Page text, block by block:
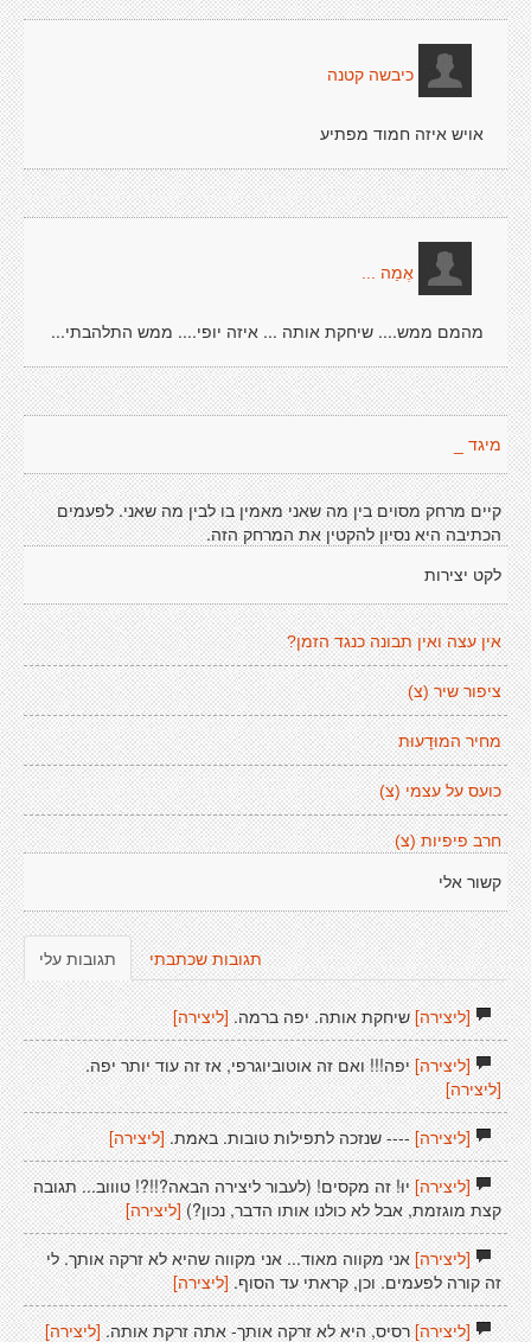
כיבשה קטנה
אויש איזה חמוד מפתיע
אֶמַה ...
מהמם ממש.... שיחקת אותה ... איזה יופי.... ממש התלהבתי...
מיגד _
קיים מרחק מסוים בין מה שאני מאמין בו לבין מה שאני. לפעמים
הכתיבה היא נסיון להקטין את המרחק הזה.
לקט יצירות
אין עצה ואין תבונה כנגד הזמן?
ציפור שיר (צ)
מחיר המוּדָעוּת
כועס על עצמי (צ)
חרב פיפיות (צ)
קשור אלי
תגובות עלי תגובות שכתבתי
[ליצירה]שיחקת אותה. יפה ברמה. [ליצירה]
[ליצירה]יפה!!! ואם זה אוטוביוגרפי, אז זה עוד יותר יפה.
[ליצירה]
[ליצירה]---- שנזכה לתפילות טובות. באמת. [ליצירה]
[ליצירה]יוּ! זה מקסים! (לעבור ליצירה הבאה?!!?! טוווב... תגובה
קצת מוגזמת, אבל לא כולנו אותו הדבר, נכון?) [ליצירה]
[ליצירה]אני מקווה מאוד... אני מקווה שהיא לא זרקה אותך. לי
זה קורה לפעמים. וכן, קראתי עד הסוף. [ליצירה]
[ליצירה]רסיס, היא לא זרקה אותך- אתה זרקת אותה.[ליצירה]